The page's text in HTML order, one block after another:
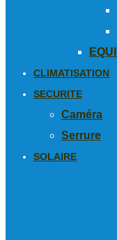
CLIMATISATION
SECURITE
Caméra
Serrure
SOLAIRE